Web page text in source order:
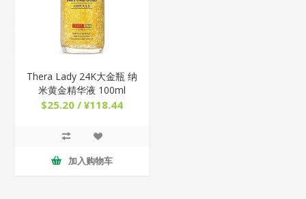
Thera Lady 24K大金瓶 纳
米黄金精华液 100ml
$25.20 / ¥118.44
加入购物车